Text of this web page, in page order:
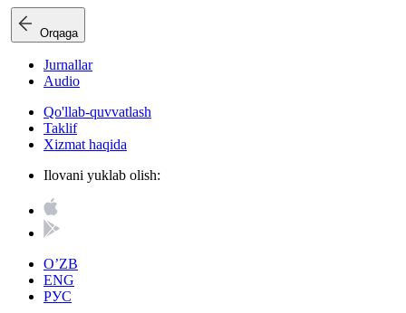
Orqaga
Jurnallar
Audio
Qo'llab-quvvatlash
Taklif
Xizmat haqida
Ilovani yuklab olish:
O’ZB
ENG
РУС